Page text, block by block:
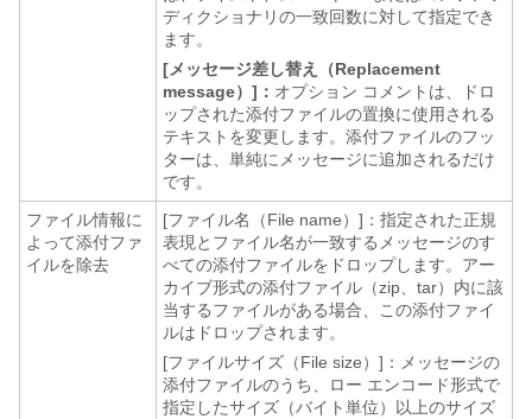
ディクショナリの一致回数に対して指定でき
ます。
[メッセージ差し替え（Replacement
message）]： オプション コメントは、ドロ
ップされた添付ファイルの置換に使用される
テキストを変更します。添付ファイルのフッ
ターは、単純にメッセージに追加されるだけ
です。
ファイル情報に
よって添付ファ
イルを除去
[ファイル名（File name）]： 指定された正規
表現とファイル名が一致するメッセージのす
べての添付ファイルをドロップします。アー
カイブ形式の添付ファイル（zip、tar）内に該
当するファイルがある場合、この添付ファイ
ルはドロップされます。
[ファイルサイズ（File size）]：
メッセージの
添付ファイルのうち、ロー エンコード形式で
指定したサイズ（バイト単位）以上のサイズ